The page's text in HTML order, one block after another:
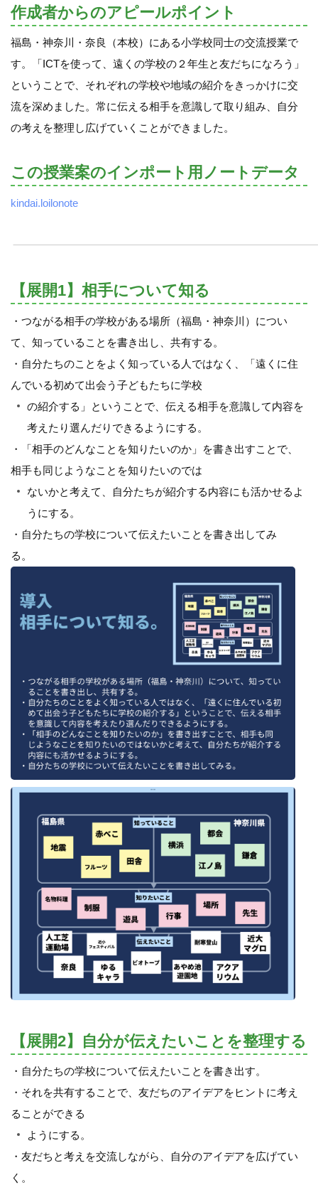
作成者からのアピールポイント
福島・神奈川・奈良（本校）にある小学校同士の交流授業で
す。「ICTを使って、遠くの学校の２年生と友だちになろう」
ということで、それぞれの学校や地域の紹介をきっかけに交
流を深めました。常に伝える相手を意識して取り組み、自分
の考えを整理し広げていくことができました。
この授業案のインポート用ノートデータ
kindai.loilonote
【展開1】相手について知る
・つながる相手の学校がある場所（福島・神奈川）につい
て、知っていることを書き出し、共有する。
・自分たちのことをよく知っている人ではなく、「遠くに住
んでいる初めて出会う子どもたちに学校
の紹介する」ということで、伝える相手を意識して内容を
考えたり選んだりできるようにする。
・「相手のどんなことを知りたいのか」を書き出すことで、
相手も同じようなことを知りたいのでは
ないかと考えて、自分たちが紹介する内容にも活かせるよ
うにする。
・自分たちの学校について伝えたいことを書き出してみ
る。
【展開2】自分が伝えたいことを整理する
・自分たちの学校について伝えたいことを書き出す。
・それを共有することで、友だちのアイデアをヒントに考え
ることができる
ようにする。
・友だちと考えを交流しながら、自分のアイデアを広げてい
く。